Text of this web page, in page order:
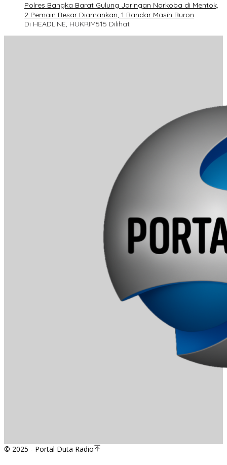
Polres Bangka Barat Gulung Jaringan Narkoba di Mentok,
2 Pemain Besar Diamankan, 1 Bandar Masih Buron
Di HEADLINE, HUKRIM515 Dilihat
© 2025 - Portal Duta Radio